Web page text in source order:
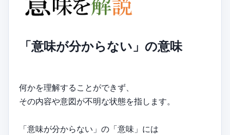
「意味が分からない」の意味
何かを理解することができず、
その内容や意図が不明な状態を指します。
「意味が分からない」の「意味」には